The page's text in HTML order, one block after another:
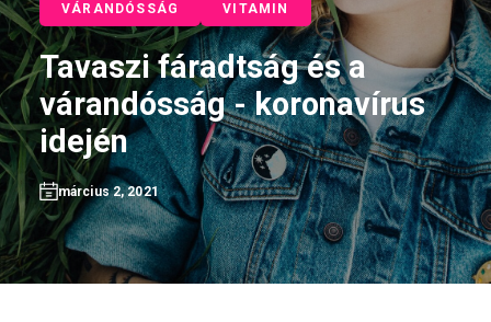
HU
Kövess
minket!
VÁRANDÓSSÁG VITAMIN
Tavaszi fáradtság és a
várandósság - koronavírus
idején
március 2, 2021